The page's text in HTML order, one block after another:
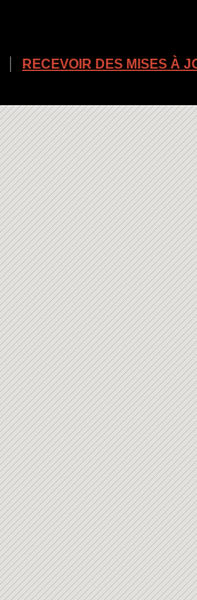
RECEVOIR DES MISES À